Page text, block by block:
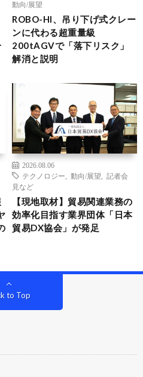
動向/展望
ROBO-HI、吊り下げ式クレー
ンに代わる超重量級
200tAGVで「落下リスク」
解消と説明
2026.08.06
テクノロジー
動向/展望
記者会
見など
【現地取材】貿易関連業務の
効率化目指す業界団体「日本
貿易DX協会」が発足
to Top